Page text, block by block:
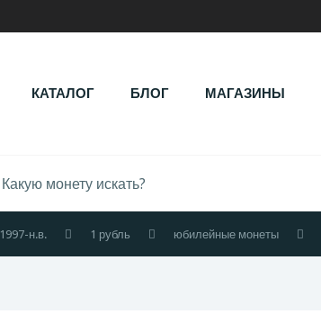
КАТАЛОГ БЛОГ МАГАЗИНЫ
н.в. 1 рубль юбилейные монеты